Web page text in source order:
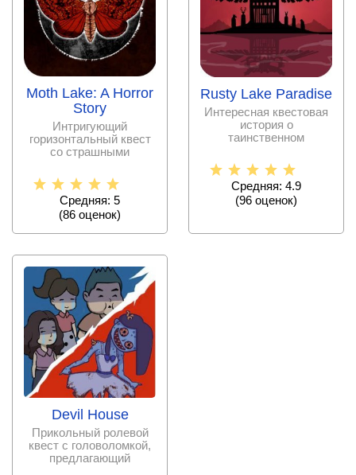
Moth Lake: A Horror
Story
Интригующий
горизонтальный квест
со страшными
о поиске пропавшей
Средняя: 5
(86 оценок)
Rusty Lake Paradise
Интересная квестовая
история о
таинственном
оказался главный
Средняя: 4.9
(96 оценок)
Devil House
Прикольный ролевой
квест с головоломкой,
предлагающий